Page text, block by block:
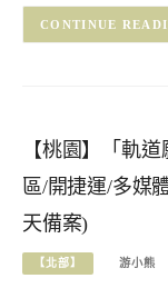
CONTINUE
【桃園】「軌
區/開捷運/多媒
天備案)
【北部】 游小熊